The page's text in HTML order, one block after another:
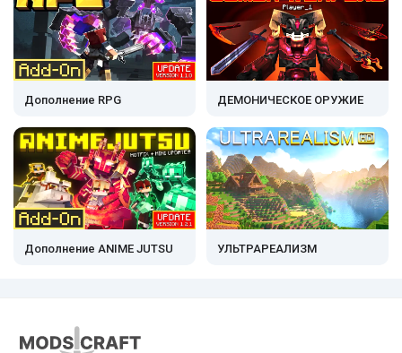
Дополнение RPG ДЕМОНИЧЕСКОЕ ОРУЖИЕ
Дополнение ANIME JUTSU УЛЬТРАРЕАЛИЗМ